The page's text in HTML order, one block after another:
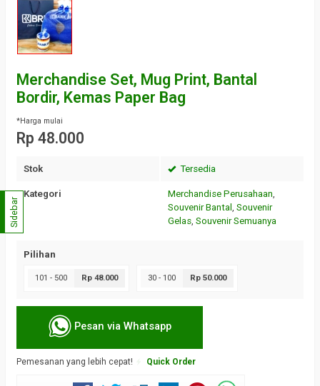
Merchandise Set, Mug Print, Bantal
Bordir, Kemas Paper Bag
*Harga mulai
Rp 48.000
Stok Tersedia
Kategori Merchandise Perusahaan
Souvenir Bantal Souvenir
Gelas Souvenir Semuanya
Pilihan
101 - 500 Rp 48.000 30 - 100 Rp 50.000
Pesan via Whatsapp
Pemesanan yang lebih cepat! Quick Order
Sidebar